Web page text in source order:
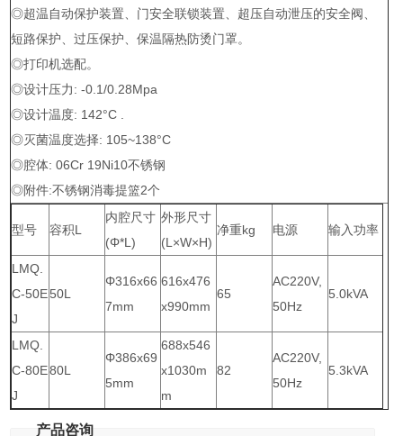
◎超温自动保护装置、门安全联锁装置、超压自动泄压的安全阀、
短路保护、过压保护、保温隔热防烫门罩。
◎打印机选配。
◎设计压力: -0.1/0.28Mpa
◎设计温度: 142°C .
◎灭菌温度选择: 105~138°C
◎腔体: 06Cr 19Ni10不锈钢
◎附件:不锈钢消毒提篮2个
型号 容积L
内腔尺寸
(Φ*L)
外形尺寸
(L×W×H)
净重kg 电源 输入功率
LMQ.
C-50E
J
50L
Φ316x66
7mm
616x476
x990mm
65
AC220V,
50Hz
5.0kVA
LMQ.
C-80E
J
80L
Φ386x69
5mm
688x546
x1030m
m
82
AC220V,
50Hz
5.3kVA
产品咨询